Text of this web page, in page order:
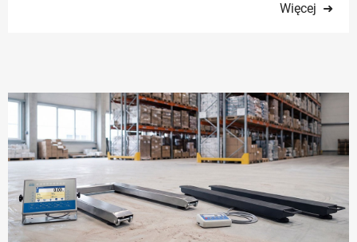
Więcej ➜